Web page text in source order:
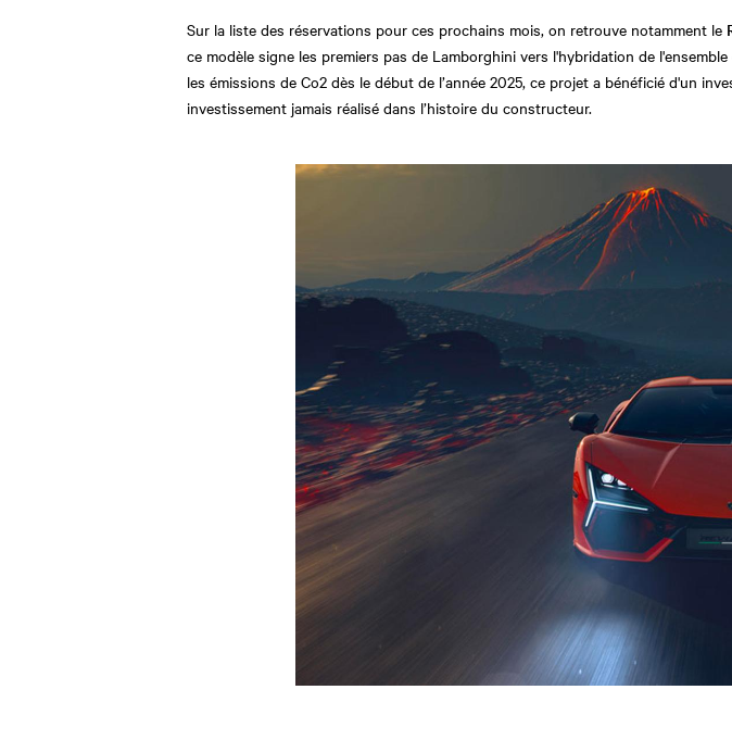
Sur la liste des réservations pour ces prochains mois, on retrouve notamment le
ce modèle signe les premiers pas de Lamborghini vers l'hybridation de
les émissions de Co2 dès le début de l’année 2025, ce projet a bénéficié d'un
investissement jamais réalisé dans l’histoire du constructeur.